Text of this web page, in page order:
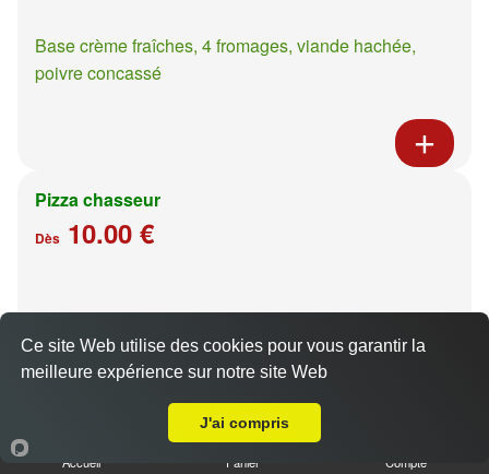
Base crème fraîches, 4 fromages, viande hachée,
poivre concassé
Pizza chasseur
Dès 10.00 €
pommes de terre
Accueil Panier Compte
Ce site Web utilise des cookies pour vous garantir la
meilleure expérience sur notre site Web
J'ai compris